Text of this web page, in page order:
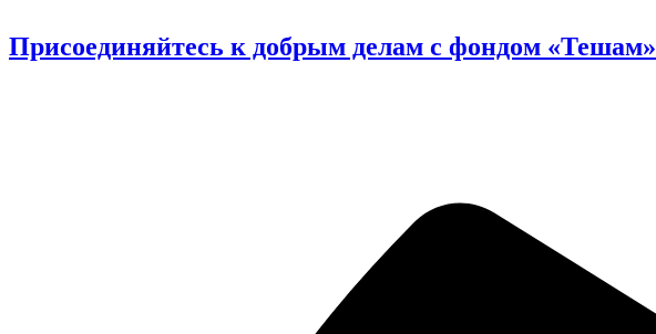
Присоединяйтесь к добрым делам с фондом «Тешам»